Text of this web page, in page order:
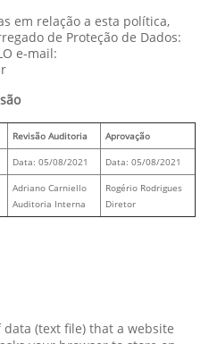
em relação a esta política,
de Proteção de Dados:
e-mail:
Revisão Auditoria Aprovação
Data: 05/08/2021 Data: 05/08/2021
Adriano Carniello
Auditoria Interna
Rogério Rodrigues
Diretor
(text file) that a website